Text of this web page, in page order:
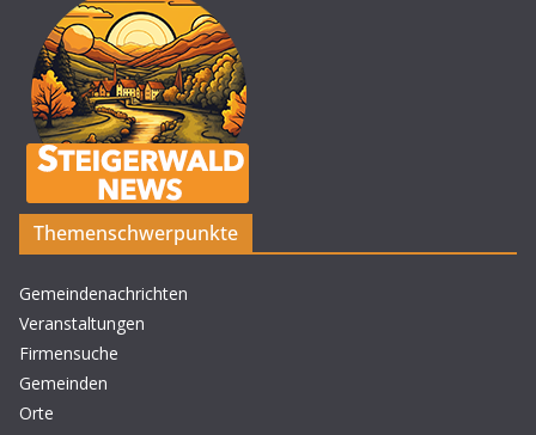
Themenschwerpunkte
Gemeindenachrichten
Veranstaltungen
Firmensuche
Gemeinden
Orte